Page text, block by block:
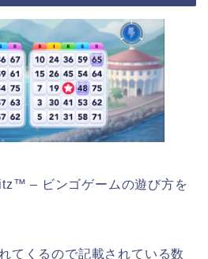
– ビンゴゲームの遊び方を
てくるので記載されている数